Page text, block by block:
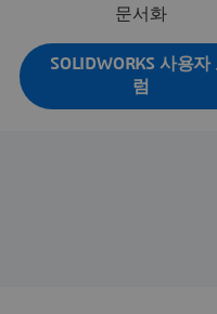
문서화
SOLIDWORKS 사용자
럼